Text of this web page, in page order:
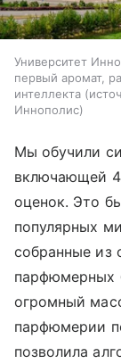
Университет
первый аромат,
интеллекта
Иннополис
Мы обучили
включающей
оценок. Это
популярных
собранные из
парфюмерных
огромный
парфюмерии
позволила